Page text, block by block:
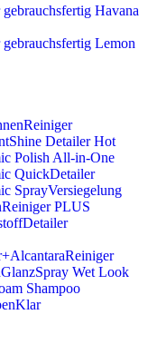
Havana
Lemon
DetailerHot
Polish All-in-One
QuickDetailer
SprayVersiegelung
PLUS
Wet Look
Shampoo